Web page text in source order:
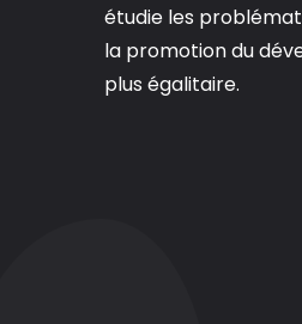
étudie les
la promotion du
plus égalitaire.